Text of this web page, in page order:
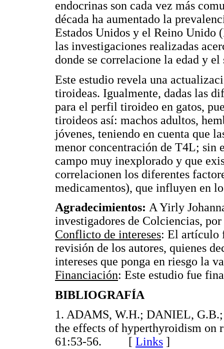
endocrinas son cada vez más
década ha aumentado la
Estados Unidos y el Reino Unido
las investigaciones realizadas
donde se correlacione la edad y el
Este estudio revela una
tiroideas. Igualmente, dadas las
para el perfil tiroideo en gatos,
tiroideos así: machos adultos,
jóvenes, teniendo en cuenta que
menor concentración de T4L; sin
campo muy inexplorado y que
correlacionen los diferentes
medicamentos), que influyen en
Agradecimientos: A Yirly
investigadores de Colciencias,
Conflicto de intereses: El artículo
revisión de los autores, quienes
intereses que ponga en riesgo la
Financiación: Este estudio fue
BIBLIOGRAFÍA
1. ADAMS, W.H.; DANIEL,
the effects of hyperthyroidism on
61:53-56. [ Links ]